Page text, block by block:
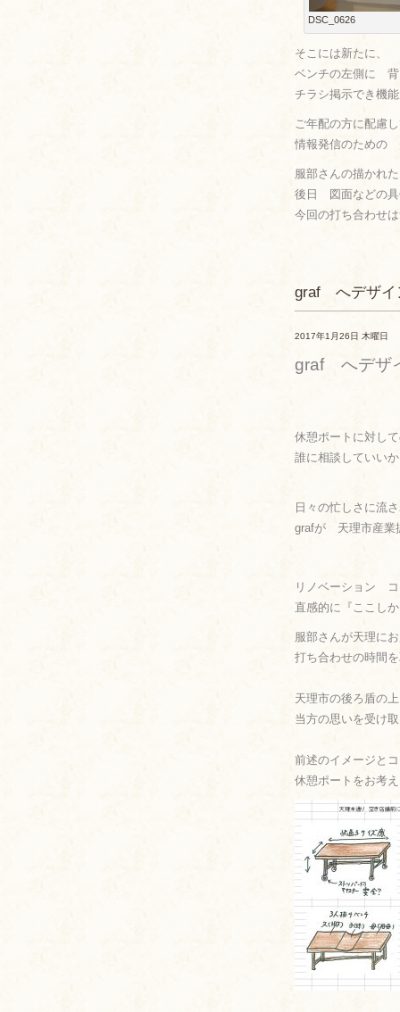
DSC_0626
そこには新たに、
ベンチの左側に 背
チラシ掲示でき機
ご年配の方に配慮
情報発信のための
服部さんの描かれ
後日 図面などの具
今回の打ち合わせ
graf へデザイ
2017年1月26日 木曜日
graf へデザ
休憩ポートに対し
誰に相談していい
日々の忙しさに流
grafが 天理市産業
リノベーション
直感的に『ここし
服部さんが天理に
打ち合わせの時間
天理市の後ろ盾の
当方の思いを受け
前述のイメージと
休憩ポートをお考